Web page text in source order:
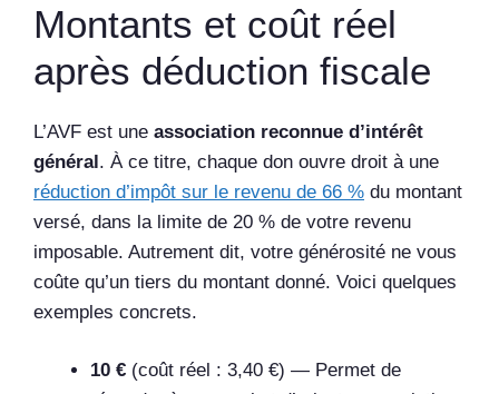
Montants et coût réel
après déduction fiscale
L’AVF est une association reconnue d’intérêt
général. À ce titre, chaque don ouvre droit à une
réduction d’impôt sur le revenu de 66 % du montant
versé, dans la limite de 20 % de votre revenu
imposable. Autrement dit, votre générosité ne vous
coûte qu’un tiers du montant donné. Voici quelques
exemples concrets.
10 € (coût réel : 3,40 €) — Permet de